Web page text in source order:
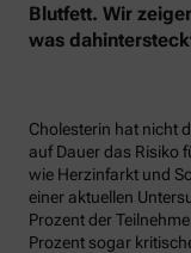
Blutfett. Wir
was
Cholesterin hat nicht
auf Dauer das Risiko
wie Herzinfarkt und
einer aktuellen
Prozent der
Prozent sogar